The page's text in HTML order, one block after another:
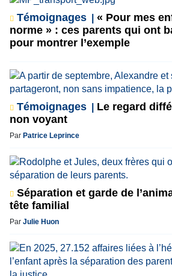
Témoignages
« Pour mes
norme » : ces parents qui ont
pour montrer l’exemple
Témoignages
Le regard
non voyant
Par Patrice Leprince
Séparation et garde de
tête familial
Par Julie Huon